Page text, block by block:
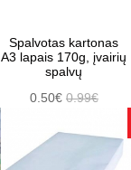
Spalvotas kartonas
A3 lapais 170g, įvairių
spalvų
0.50€ 0.99€